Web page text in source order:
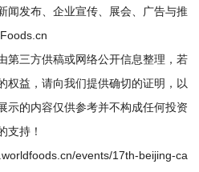
闻发布、企业宣传、展会、广告与推
第三方供稿或网络公开信息整理，若
权益，请向我们提供确切的证明，以
示的内容仅供参考并不构成任何投资
支持！
events/17th-beijing-ca